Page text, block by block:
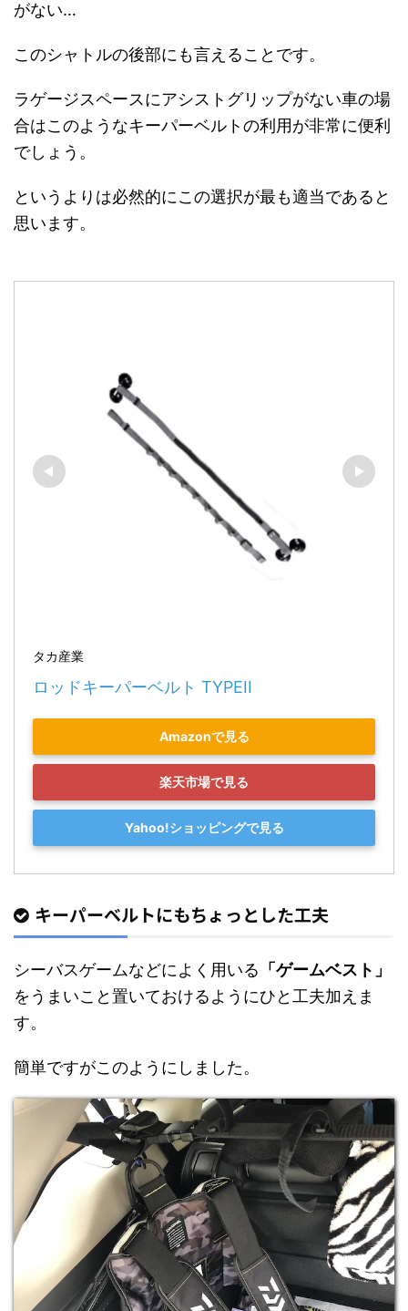
がない…
このシャトルの後部にも言えることです。
ラゲージスペースにアシストグリップがない車の場
合はこのようなキーパーベルトの利用が非常に便利
でしょう。
というよりは必然的にこの選択が最も適当であると
思います。
タカ産業
ロッドキーパーベルト TYPEII
Amazonで見る
楽天市場で見る
Yahoo!ショッピングで見る
キーパーベルトにもちょっとした工夫
シーバスゲームなどによく用いる 「ゲームベスト」
をうまいこと置いておけるようにひと工夫加えま
す。
簡単ですがこのようにしました。